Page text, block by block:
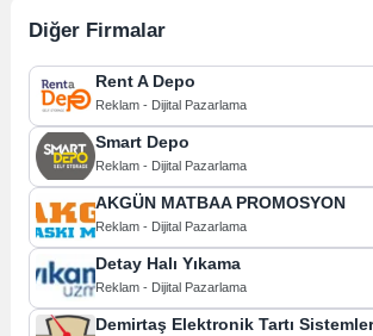
Diğer Firmalar
Rent A Depo
Reklam - Dijital Pazarlama
Smart Depo
Reklam - Dijital Pazarlama
AKGÜN MATBAA PROMOSYON
Reklam - Dijital Pazarlama
Detay Halı Yıkama
Reklam - Dijital Pazarlama
Demirtaş Elektronik Tartı